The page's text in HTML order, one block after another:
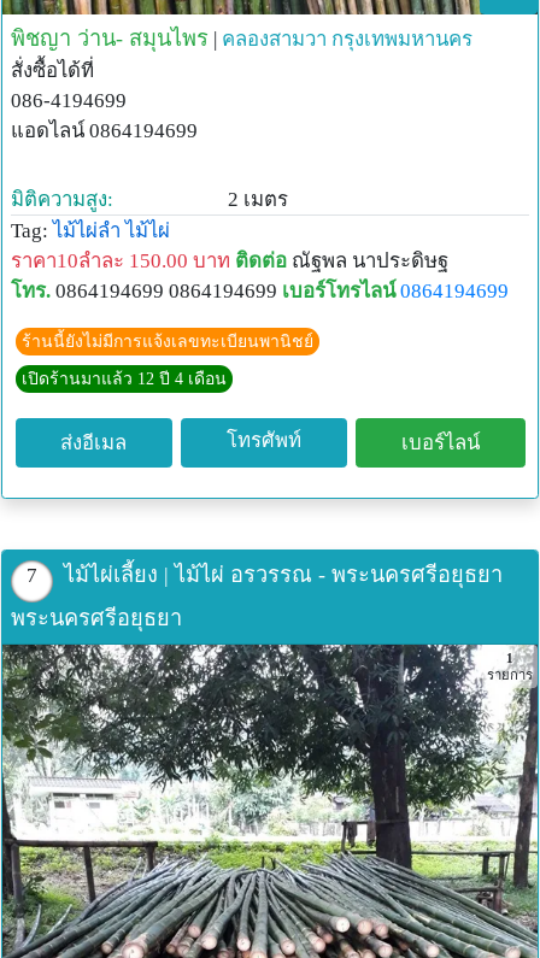
พิชญา ว่าน- สมุนไพร คลองสามวา กรุงเทพมหานคร
สั่งซื้อได้ที่
086-4194699
แอดไลน์ 0864194699
มิติความสูง:
2 เมตร
Tag:ไม้ไผ่ลำ ไม้ไผ่
ราคา10ลำละ 150.00 บาท ติดต่อ ณัฐพล นาประดิษฐ
โทร. 0864194699 0864194699 เบอร์โทรไลน์ 0864194699
ร้านนี้ยังไม่มีการแจ้งเลขทะเบียนพานิชย์
เปิดร้านมาแล้ว 12 ปี 4 เดือน
ส่งอีเมล โทรศัพท์ เบอร์ไลน์
7
ไม้ไผ่เลี้ยง | ไม้ไผ่ อรวรรณ - พระนครศรีอยุธยา
พระนครศรีอยุธยา
1
รายการ